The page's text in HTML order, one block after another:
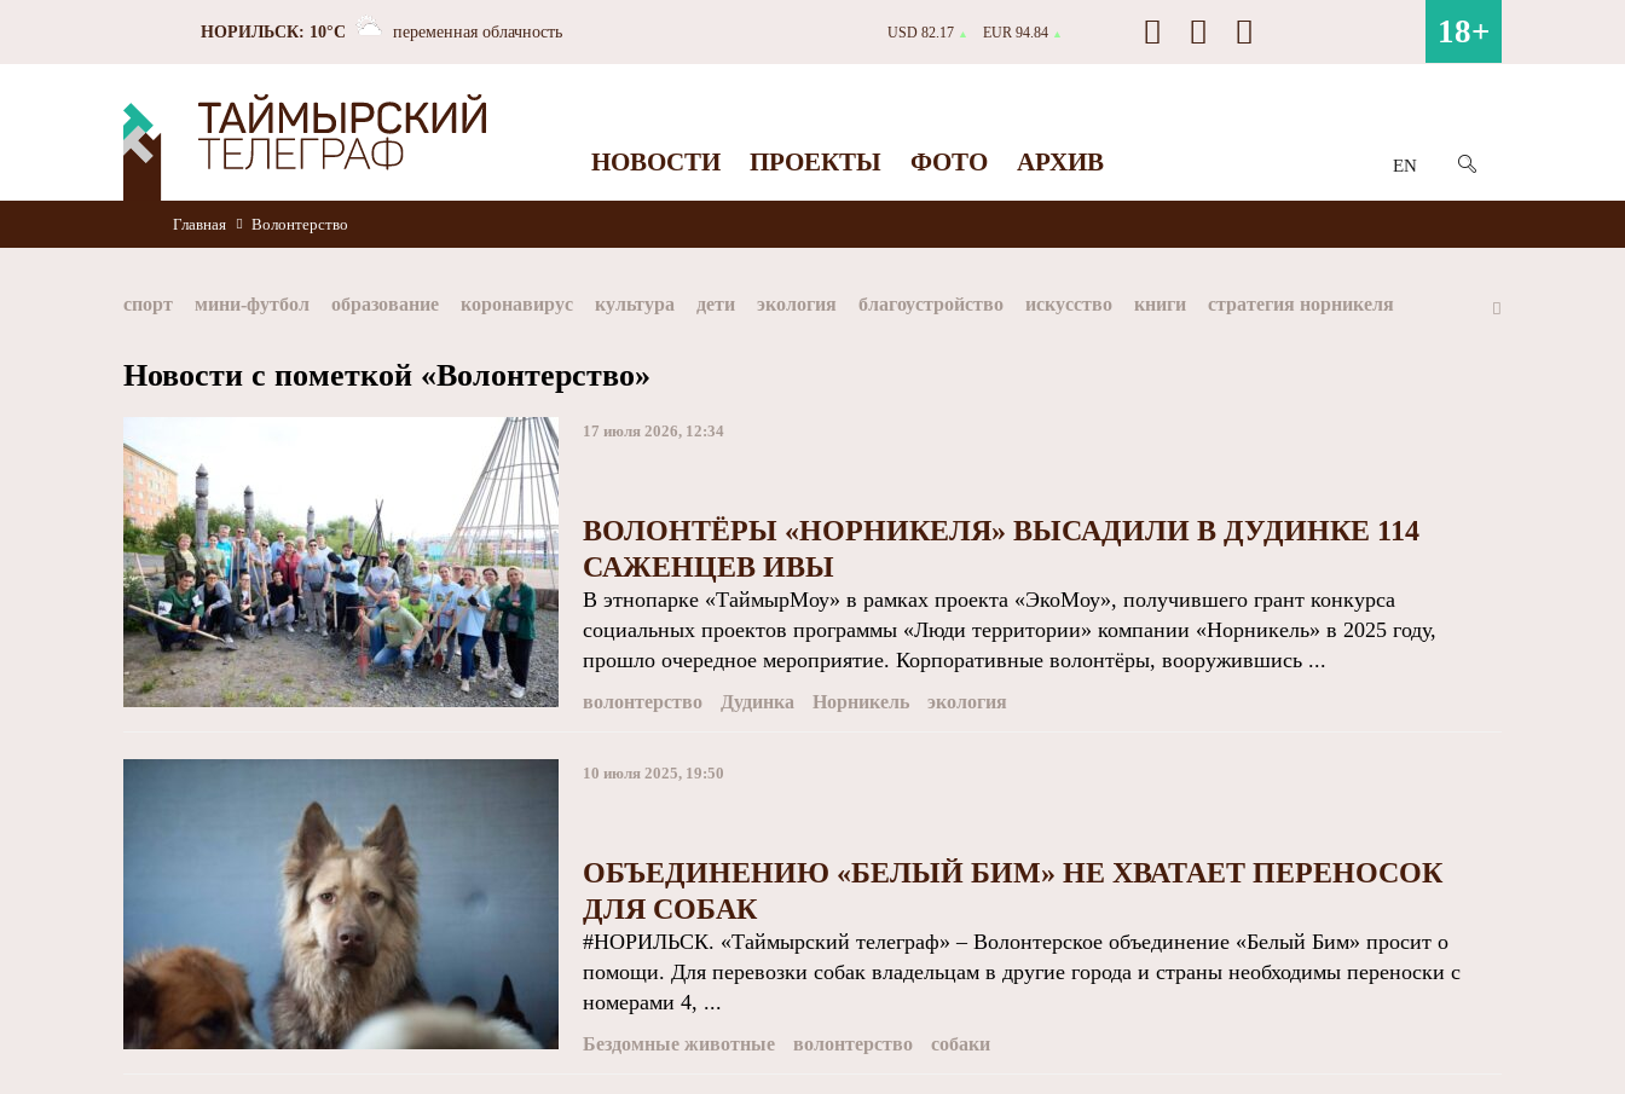
НОРИЛЬСК: 10°C переменная облачность USD 82.17 ▲ EUR 94.84 ▲ 18+
НОВОСТИ ПРОЕКТЫ ФОТО АРХИВ EN
Главная Волонтерство
спорт мини-футбол образование коронавирус культура дети экология благоустройство искусство книги стратегия норникеля
Новости с пометкой «Волонтерство»
17 июля 2026, 12:34
ВОЛОНТЁРЫ «НОРНИКЕЛЯ» ВЫСАДИЛИ В ДУДИНКЕ 114
САЖЕНЦЕВ ИВЫ
В этнопарке «ТаймырМоу» в рамках проекта «ЭкоМоу», получившего грант конкурса
социальных проектов программы «Люди территории» компании «Норникель» в 2025 году,
прошло очередное мероприятие. Корпоративные волонтёры, вооружившись ...
волонтерство Дудинка Норникель экология
10 июля 2025, 19:50
ОБЪЕДИНЕНИЮ «БЕЛЫЙ БИМ» НЕ ХВАТАЕТ ПЕРЕНОСОК
ДЛЯ СОБАК
#НОРИЛЬСК. «Таймырский телеграф» – Волонтерское объединение «Белый Бим» просит о
помощи. Для перевозки собак владельцам в другие города и страны необходимы переноски с
номерами 4, ...
Бездомные животные волонтерство собаки